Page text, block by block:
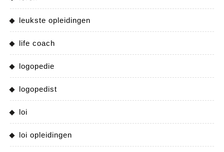
leukste opleidingen
life coach
logopedie
logopedist
loi
loi opleidingen